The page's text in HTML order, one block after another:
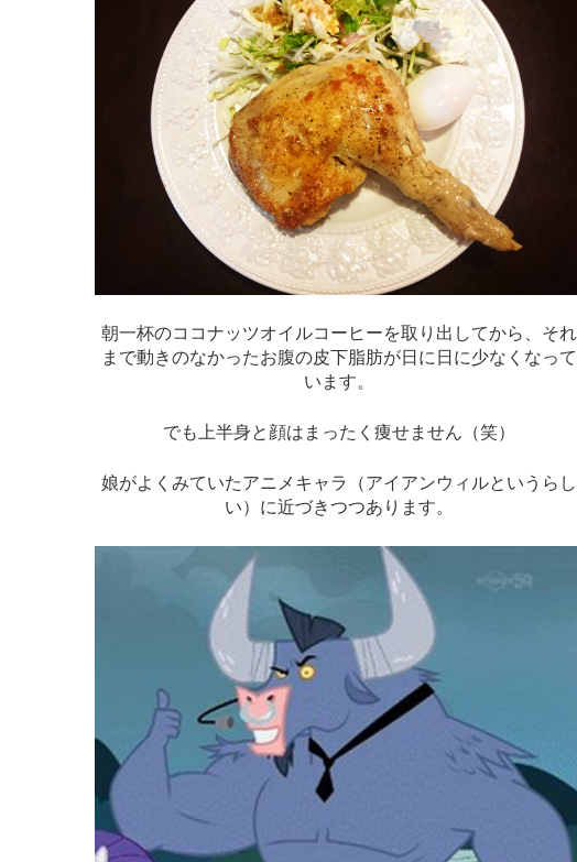
朝一杯のココナッツオイルコーヒーを取り出してから、それ
まで動きのなかったお腹の皮下脂肪が日に日に少なくなって
います。
でも上半身と顔はまったく痩せません（笑）
娘がよくみていたアニメキャラ（アイアンウィルというらし
い）に近づきつつあります。